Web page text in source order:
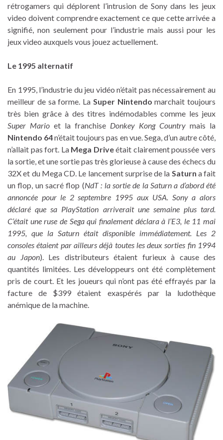
rétrogamers qui déplorent l’intrusion de Sony dans les jeux
video doivent comprendre exactement ce que cette arrivée a
signifié, non seulement pour l’industrie mais aussi pour les
jeux video auxquels vous jouez actuellement.
Le 1995 alternatif
En 1995, l’industrie du jeu vidéo n’était pas nécessairement au
meilleur de sa forme. La Super Nintendo marchait toujours
très bien grâce à des titres indémodables comme les jeux
Super Mario et la franchise Donkey Kong Country mais la
Nintendo 64n’était toujours pas en vue. Sega, d’un autre côté,
n’allait pas fort. La Mega Driveétait clairement poussée vers
la sortie, et une sortie pas très glorieuse à cause des échecs du
32X et du Mega CD. Le lancement surprise de la Saturn a fait
un flop, un sacré flop (NdT : la sortie de la Saturn a d’abord été
annoncée pour le 2 septembre 1995 aux USA. Sony a alors
déclaré que sa PlayStation arriverait une semaine plus tard.
C’était une ruse de Sega qui finalement déclara à l’E3, le 11 mai
1995, que la Saturn était disponible immédiatement. Les 2
consoles étaient par ailleurs déjà toutes les deux sorties fin 1994
au Japon). Les distributeurs étaient furieux à cause des
quantités limitées. Les développeurs ont été complètement
pris de court. Et les joueurs qui n’ont pas été effrayés par la
facture de $399 étaient exaspérés par la ludothèque
anémique de la machine.